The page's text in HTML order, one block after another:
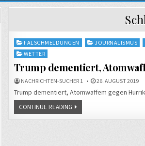
Posted
in
FALSCHMELDUNGEN JOURNALISMUS
WETTER
Trump dementiert,
NACHRICHTEN-SUCHER 1 26. AUGUST 2019
Trump dementiert, Atomwaffem gegen
CONTINUE READING